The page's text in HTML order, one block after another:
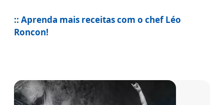
:: Aprenda mais receitas com o chef Léo
Roncon!